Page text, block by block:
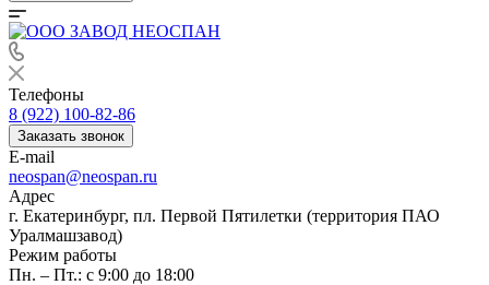
Телефоны
8 (922) 100-82-86
Заказать звонок
E-mail
neospan@neospan.ru
Адрес
г. Екатеринбург, пл. Первой Пятилетки (территория ПАО
Уралмашзавод)
Режим работы
Пн. – Пт.: с 9:00 до 18:00